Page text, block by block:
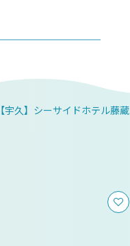
【宇久】シーサイドホテル藤蔵